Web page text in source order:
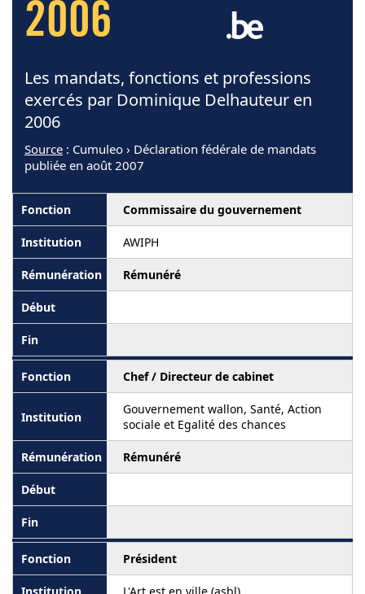
2006
Les mandats, fonctions et professions
exercés par Dominique Delhauteur en
2006
Source : Cumuleo › Déclaration fédérale de mandats
publiée en août 2007
Commissaire du gouvernement
AWIPH
Rémunéré
Chef / Directeur de cabinet
Gouvernement wallon, Santé, Action
sociale et Egalité des chances
Rémunéré
Président